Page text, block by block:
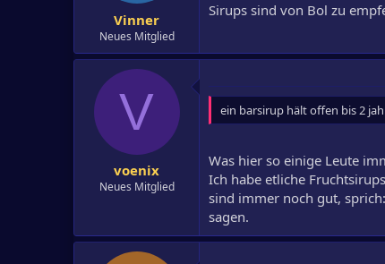
Vinner
Neues Mitglied
Sirups sind von Bol zu
V
voenix
Neues Mitglied
ein barsirup hält offen bis 2
Was hier so einige Leute
Ich habe etliche
sind immer noch gut,
sagen.